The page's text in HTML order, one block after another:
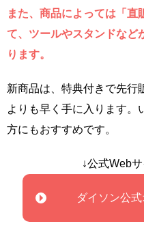
また、商品によっては「直
て、ツールやスタンドなど
ります。
新商品は、特典付きで先行
よりも早く手に入ります。
方にもおすすめです。
↓公式Web
ダイソン公